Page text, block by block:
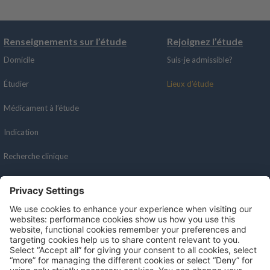
Renseignements sur l’étude
Domicile
Étudier
Médicament à l’étude
Indication
Recherche clinique
Rejoignez l’étude
Suis-je admissible?
Lieux d’étude
Recursos
Portail des patients
Professionnels de la santé